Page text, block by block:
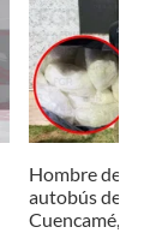
Hombre
autobús de
Cuencamé,